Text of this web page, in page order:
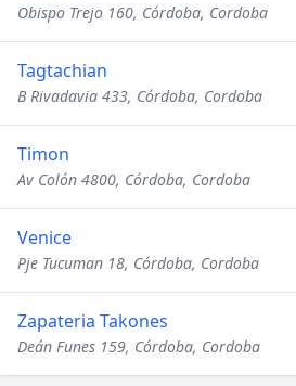
Obispo Trejo 160, Córdoba, Cordoba
Tagtachian
B Rivadavia 433, Córdoba, Cordoba
Timon
Av Colón 4800, Córdoba, Cordoba
Venice
Pje Tucuman 18, Córdoba, Cordoba
Zapateria Takones
Deán Funes 159, Córdoba, Cordoba